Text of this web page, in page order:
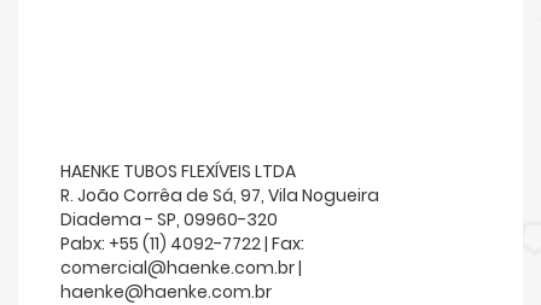
HAENKE TUBOS FLEXÍVEIS LTDA
R. João Corrêa de Sá, 97, Vila Nogueira
Diadema - SP, 09960-320
Pabx: +55 (11) 4092-7722 | Fax:
comercial@haenke.com.br|
haenke@haenke.com.br